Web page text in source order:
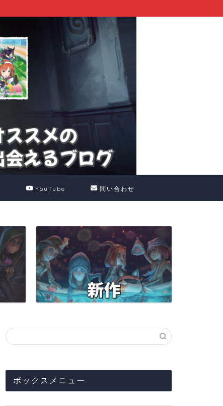
YouTube 問い合わせ
ボックスメニュー